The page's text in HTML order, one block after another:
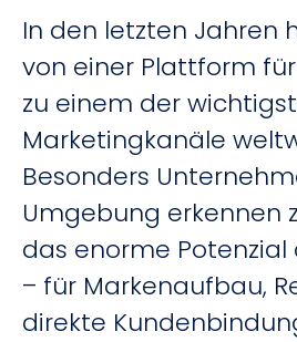
In den letzten Jahren
von einer Plattform
zu einem der
Marketingkanäle
Besonders
Umgebung erkennen
das enorme
– für Markenaufbau,
direkte